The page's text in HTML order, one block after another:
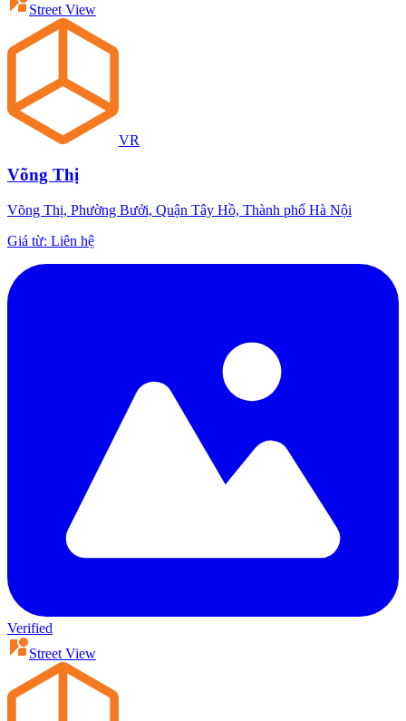
Street View
VR
Võng Thị
Võng Thị, Phường Bưởi, Quận Tây Hồ, Thành phố Hà Nội
Giá từ: Liên hệ
Verified
Street View